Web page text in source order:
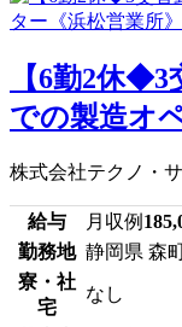
【6勤2休
での製造オ
株式会社テクノ・
給与 月収例
勤務地 静岡県 森
寮・社
宅
なし